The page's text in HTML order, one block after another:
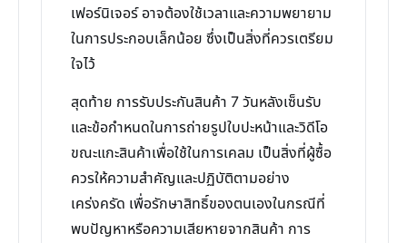
เฟอร์นิเจอร์ อาจต้องใช้เวลาและความพยายาม
ในการประกอบเล็กน้อย ซึ่งเป็นสิ่งที่ควรเตรียม
ใจไว้
สุดท้าย การรับประกันสินค้า 7 วันหลังเซ็นรับ
และข้อกำหนดในการถ่ายรูปใบปะหน้าและวิดีโอ
ขณะแกะสินค้าเพื่อใช้ในการเคลม เป็นสิ่งที่ผู้ซื้อ
ควรให้ความสำคัญและปฏิบัติตามอย่าง
เคร่งครัด เพื่อรักษาสิทธิ์ของตนเองในกรณีที่
พบปัญหาหรือความเสียหายจากสินค้า การ